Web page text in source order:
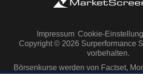
Impressum Cookie-
Copyright © 2026 Surperformance
vorbehalten.
Börsenkurse werden von Factset,